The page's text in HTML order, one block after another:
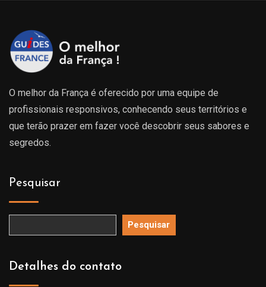
O melhor da França é oferecido por uma equipe de
profissionais responsivos, conhecendo seus territórios e
que terão prazer em fazer você descobrir seus sabores e
segredos.
Pesquisar
Pesquisar
Detalhes do contato